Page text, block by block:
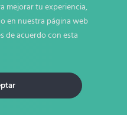
reservados IDEA DIRECTA
Términos y Condiciones
mejorar tu experiencia,
en nuestra página web
de acuerdo con esta